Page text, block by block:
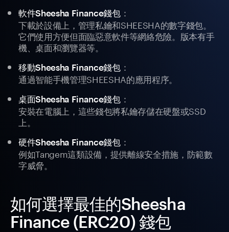
軟件Sheesha Finance錢包：
下載於設備上，管理私鑰和SHEESHA的數字錢包。
它們使用方便但面臨惡意軟件等網絡危險。版本有手
機、桌面和瀏覽器等。
移動Sheesha Finance錢包：
通過智能手機管理SHEESHA的應用程序。
桌面Sheesha Finance錢包：
安裝在電腦上，這些錢包將私鑰存儲在硬盤或SSD
上。
硬件Sheesha Finance錢包：
例如Tangem這類設備，提供離線安全措施，防範數
字威脅。
如何選擇最佳的Sheesha
Finance (ERC20) 錢包